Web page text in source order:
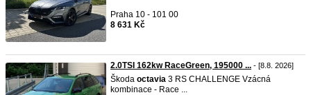
Praha 10 - 101 00
8 631 Kč
2.0TSI 162kw RaceGreen, 195000 ... - [8.8. 2026]
Škoda octavia 3 RS CHALLENGE Vzácná
kombinace - Race ...